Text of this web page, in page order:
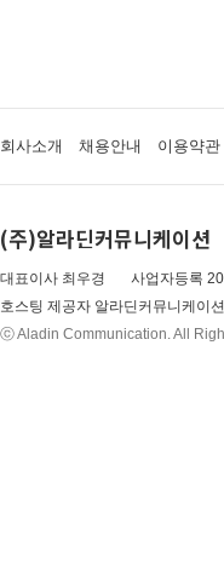
회사소개 채용안내 이용약관
(주)알라딘커뮤니케이션
대표이사 최우경 사업자등록
호스팅 제공자 알라딘커뮤니케이션
ⓒ Aladin Communication. All